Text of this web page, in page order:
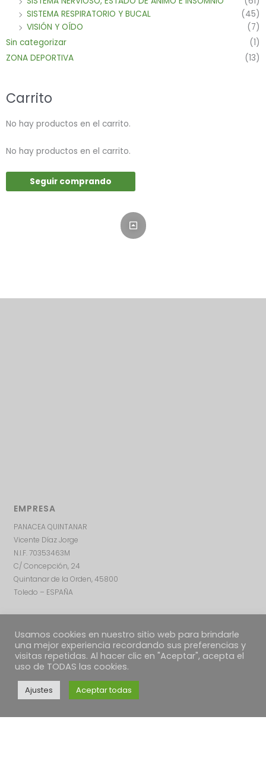
SISTEMA RESPIRATORIO Y BUCAL
(45)
VISIÓN Y OÍDO
(7)
Sin categorizar
(1)
ZONA DEPORTIVA
(13)
Carrito
No hay productos en el carrito.
No hay productos en el carrito.
Seguir comprando
EMPRESA
PANACEA QUINTANAR
Vicente Díaz Jorge
N.I.F. 70353463M
C/ Concepción, 24
Quintanar de la Orden, 45800
Toledo – ESPAÑA
Usamos cookies en nuestro sitio web para brindarle
una mejor experiencia recordando sus preferencias y
visitas repetidas. Al hacer clic en "Aceptar", acepta el
uso de TODAS las cookies.
Ajustes Aceptar todas